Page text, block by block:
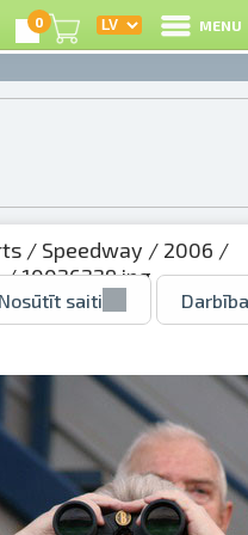
0 MENU
/ Speedway / 2006 /
/ 10026229.jpg
Nosūtīt saiti